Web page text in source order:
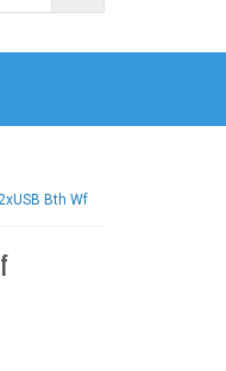
Bth Wf